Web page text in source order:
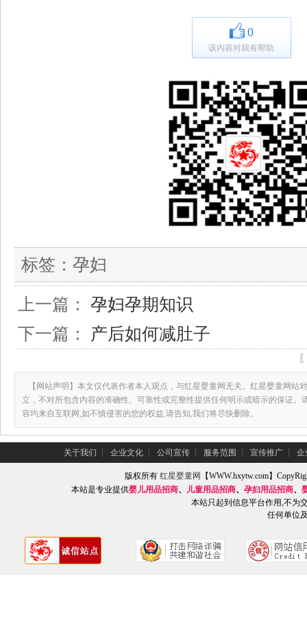
0
该内容对我有帮助
标签： 孕妇
上一篇： 孕妇孕期知识
下一篇： 产后如何减肚子
【网站声明】本文仅代表作者本人观点，与红星婴童网无关。红星婴童网站
立，不对所包含内容的准确性、可靠性或完整性提供任何明示或暗示的保证。
容均来自互联网,如不慎侵害的您的权益,请告知,我们将尽快删除。
关于我们 ┆ 企业文化 ┆ 公司宣传 ┆ 服务范围 ┆ 宣传推广 ┆ 企
版权所有红星婴童网
【WWW.hxytw.com】
本站是专业提供婴儿用品招商、 儿童用品招商、 孕妇用品招商、
本站只起到信息平台作用,不为
任何单位